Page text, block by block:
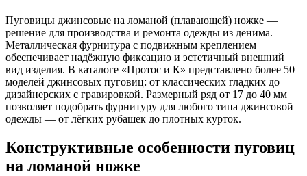
Пуговицы джинсовые на ломаной (плавающей) ножке —
решение для производства и ремонта одежды из денима.
Металлическая фурнитура с подвижным креплением
обеспечивает надёжную фиксацию и эстетичный внешний
вид изделия. В каталоге «Протос и К» представлено более 50
моделей джинсовых пуговиц: от классических гладких до
дизайнерских с гравировкой. Размерный ряд от 17 до 40 мм
позволяет подобрать фурнитуру для любого типа джинсовой
одежды — от лёгких рубашек до плотных курток.
Конструктивные особенности пуговиц
на ломаной ножке